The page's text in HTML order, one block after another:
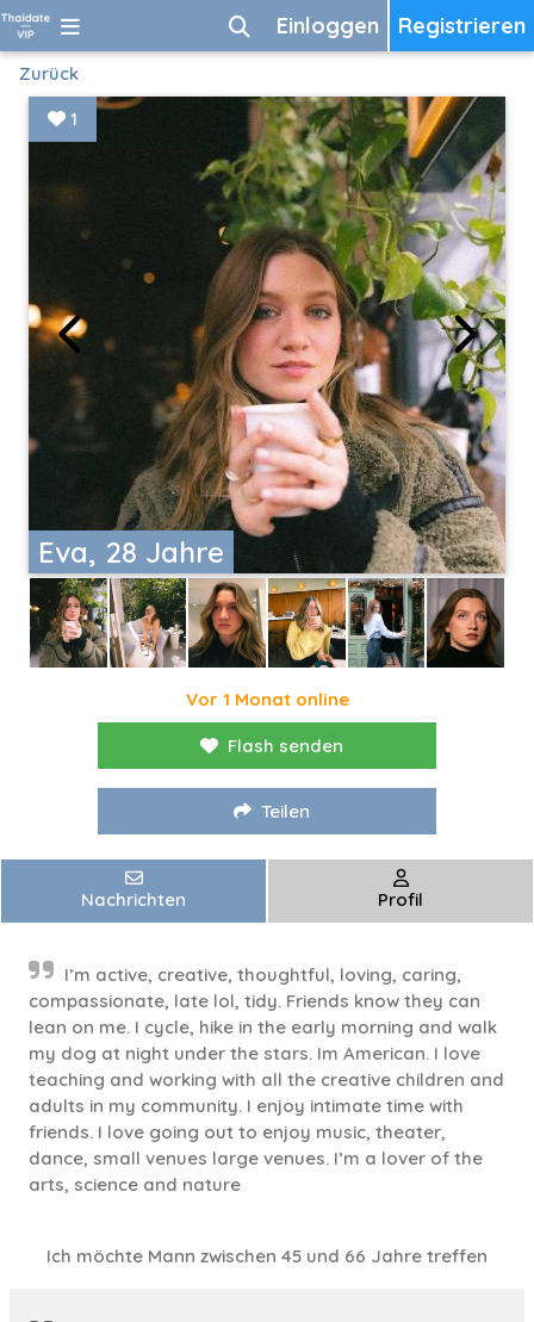
Registrieren
Einloggen
Zurück
Eva, 28 Jahre
1
Vor 1 Monat online
Flash senden
Teilen
Nachrichten Profil
I’m active, creative, thoughtful, loving, caring,
compassionate, late lol, tidy. Friends know they can
lean on me. I cycle, hike in the early morning and walk
my dog at night under the stars. Im American. I love
teaching and working with all the creative children and
adults in my community. I enjoy intimate time with
friends. I love going out to enjoy music, theater,
dance, small venues large venues. I’m a lover of the
arts, science and nature
Ich möchte Mann zwischen 45 und 66 Jahre treffen